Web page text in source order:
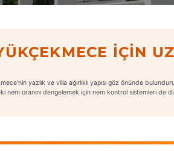
İÇIN
yazlık ve villa ağırlıklı yapısı göz önünde
nem oranını dengelemek için nem kontrol sistemleri de